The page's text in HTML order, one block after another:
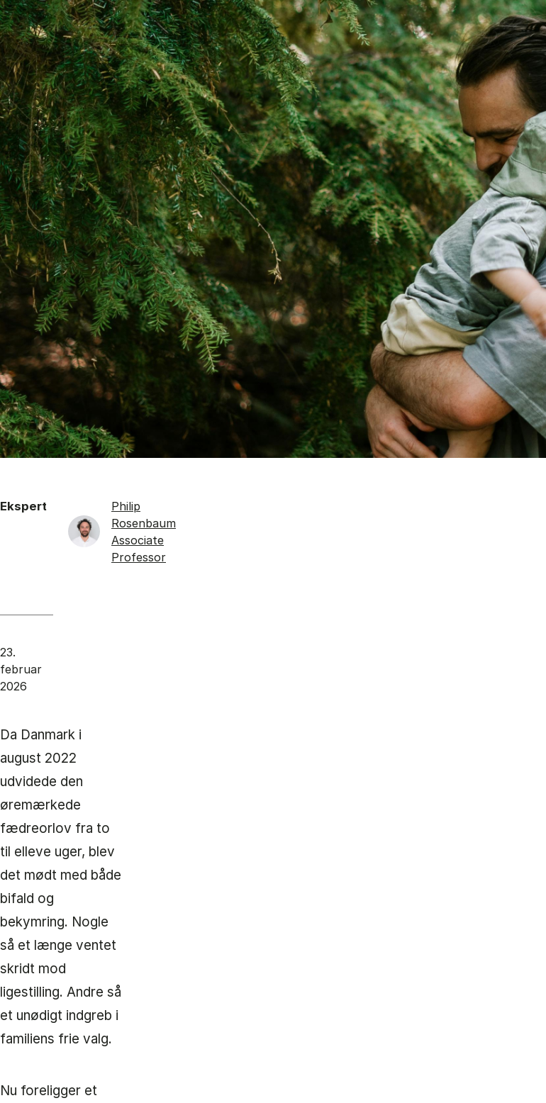
Ekspert
Philip
Rosenbaum
Associate
Professor
23.
februar
2026
Da Danmark i
august 2022
udvidede den
øremærkede
fædreorlov fra to
til elleve uger, blev
det mødt med både
bifald og
bekymring. Nogle
så et længe ventet
skridt mod
ligestilling. Andre så
et unødigt indgreb i
familiens frie valg.
Nu foreligger et